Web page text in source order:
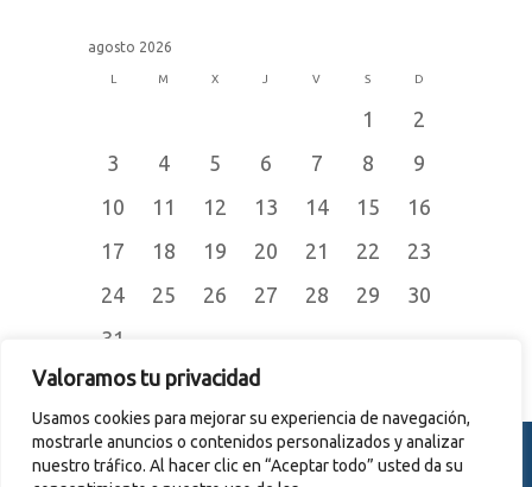
Valoramos tu privacidad
Usamos cookies para mejorar su experiencia de navegación,
mostrarle anuncios o contenidos personalizados y analizar
nuestro tráfico. Al hacer clic en “Aceptar todo” usted da su
agosto 2026
L M X J V S D
1
2
3
4 5 6 7 8
9
10
11 12 13 14 15
16
17
18 19 20 21 22
23
24
25 26 27 28 29
30
31
« Jul